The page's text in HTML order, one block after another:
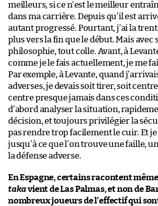
meilleurs, si ce n’est le meilleur
dans ma carrière. Depuis qu’il est
autant progressé. Pourtant, j’ai la
plus vers la fin que le début. Mais avec
philosophie, tout colle. Avant, à
comme je le fais actuellement, je me
Par exemple, à Levante, quand
adverses, je devais soit tirer, soit
centre presque jamais dans ces
d’abord analyser la situation,
décision, et toujours privilégier la
pas rendre trop facilement le cuir. Et
jusqu’à ce que l’on trouve une faille,
la défense adverse.
En Espagne, certains racontent
takavient de Las Palmas, et non de
nombreux joueurs de l’effectif qui